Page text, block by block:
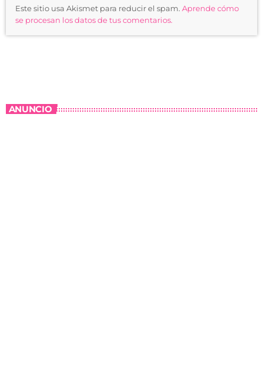
Este sitio usa Akismet para reducir el spam. Aprende cómo
se procesan los datos de tus comentarios.
ANUNCIO